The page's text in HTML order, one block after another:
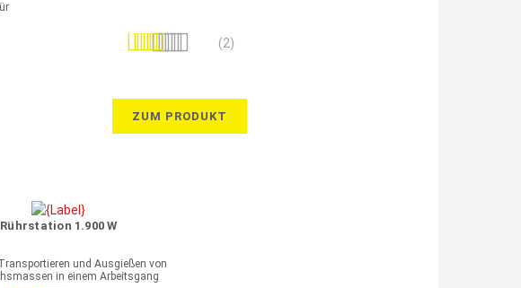
Bewertung: (2)
ZUM PRODUKT
Rührstation 1.900 W
und Ausgießen von
in einem Arbeitsgang